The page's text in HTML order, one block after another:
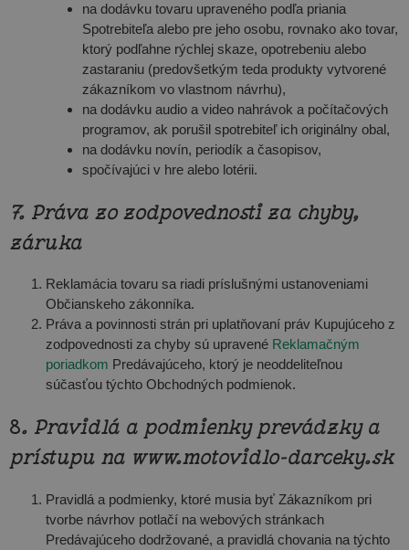
na dodávku tovaru upraveného podľa priania
Spotrebiteľa alebo pre jeho osobu, rovnako ako tovar,
ktorý podľahne rýchlej skaze, opotrebeniu alebo
zastaraniu (predovšetkým teda produkty vytvorené
zákazníkom vo vlastnom návrhu),
na dodávku audio a video nahrávok a počítačových
programov, ak porušil spotrebiteľ ich originálny obal,
na dodávku novín, periodík a časopisov,
spočívajúci v hre alebo lotérii.
7. Práva zo zodpovednosti za chyby,
záruka
Reklamácia tovaru sa riadi príslušnými ustanoveniami
Občianskeho zákonníka.
Práva a povinnosti strán pri uplatňovaní práv Kupujúceho z
zodpovednosti za chyby sú upravené Reklamačným
poriadkom Predávajúceho, ktorý je neoddeliteľnou
súčasťou týchto Obchodných podmienok.
8. Pravidlá a podmienky prevádzky a
prístupu na www.motovidlo-darceky.sk
Pravidlá a podmienky, ktoré musia byť Zákazníkom pri
tvorbe návrhov potlačí na webových stránkach
Predávajúceho dodržované, a pravidlá chovania na týchto